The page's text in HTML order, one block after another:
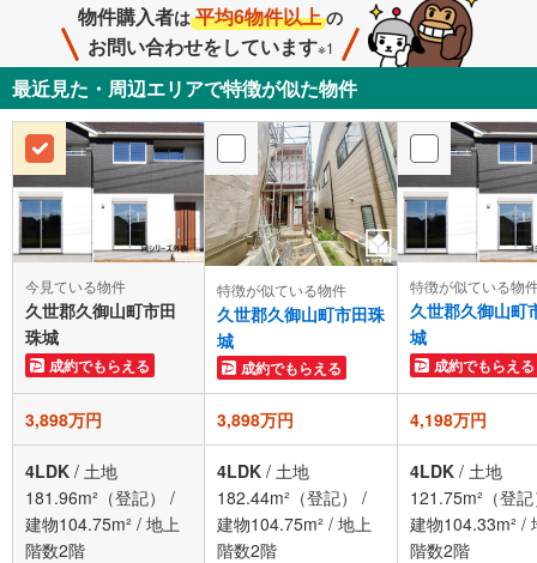
物件購入者は 平均6物件以上 の
お問い合わせをしています※1
最近見た・周辺エリアで特徴が似た物件
今見ている物件
久世郡久御山町市田
珠城
成約でもらえる
特徴が似ている物件
久世郡久御山町市田珠
城
成約でもらえる
特徴が似ている物
久世郡久御山町
城
成約でもらえる
3,898万円 3,898万円 4,198万円
4LDK / 土地
181.96m²（登記）
/
建物104.75m² / 地上
階数2階
4LDK / 土地
182.44m²（登記）
/
建物104.75m² / 地上
階数2階
4LDK / 土地
121.75m²（登
建物104.33m² /
階数2階